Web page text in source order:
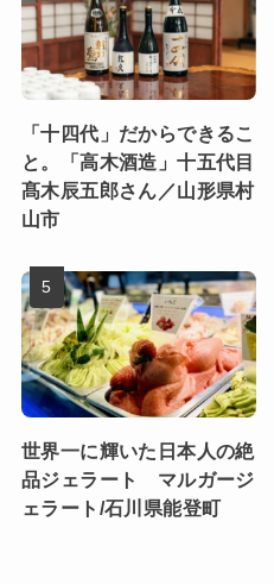
「十四代」だからできるこ
と。「高木酒造」十五代目
髙木辰五郎さん／山形県村
山市
世界一に輝いた日本人の絶
品ジェラート マルガージ
ェラート/石川県能登町